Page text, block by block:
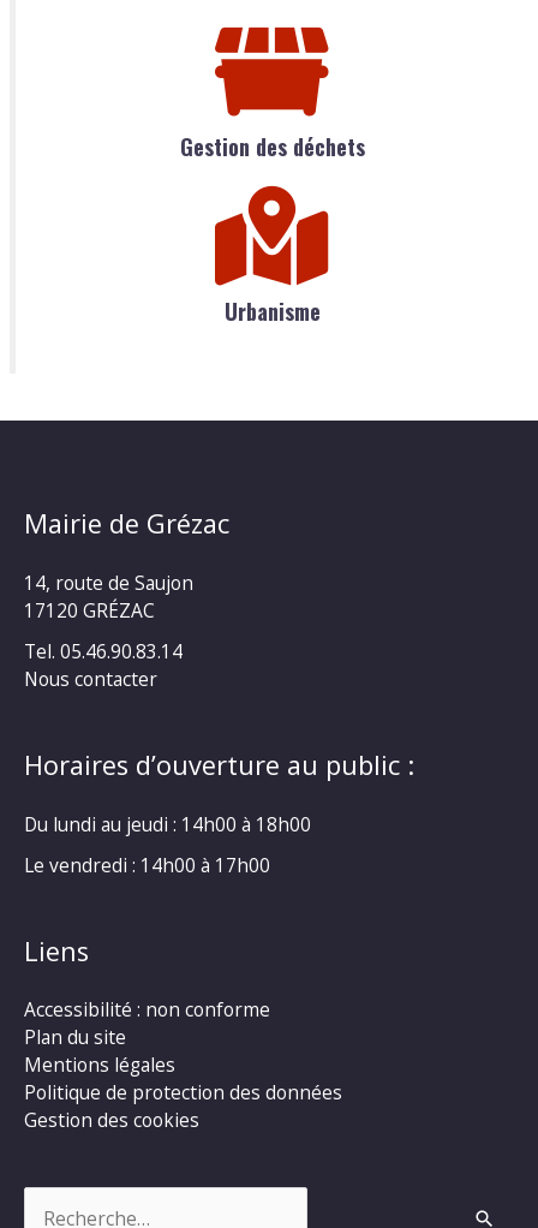
Gestion des déchets
Urbanisme
Mairie de Grézac
14, route de Saujon
17120 GRÉZAC
Tel. 05.46.90.83.14
Nous contacter
Horaires d’ouverture au public :
Du lundi au jeudi : 14h00 à 18h00
Le vendredi : 14h00 à 17h00
Liens
Accessibilité : non conforme
Plan du site
Mentions légales
Politique de protection des données
Gestion des cookies